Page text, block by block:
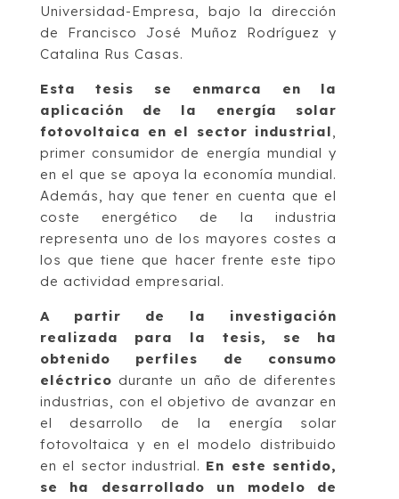
Universidad-Empresa, bajo la dirección
de Francisco José Muñoz Rodríguez y
Catalina Rus Casas.
Esta tesis se enmarca en la
aplicación de la energía solar
fotovoltaica en el sector industrial,
primer consumidor de energía mundial y
en el que se apoya la economía mundial.
Además, hay que tener en cuenta que el
coste energético de la industria
representa uno de los mayores costes a
los que tiene que hacer frente este tipo
de actividad empresarial.
A partir de la investigación
realizada para la tesis, se ha
obtenido perfiles de consumo
eléctrico durante un año de diferentes
industrias, con el objetivo de avanzar en
el desarrollo de la energía solar
fotovoltaica y en el modelo distribuido
en el sector industrial. En este sentido,
se ha desarrollado un modelo de